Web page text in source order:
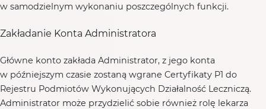
w samodzielnym wykonaniu poszczególnych funkcji.
Zakładanie Konta Administratora
Główne konto zakłada Administrator, z jego konta
w późniejszym czasie zostaną wgrane Certyfikaty P1 do
Rejestru Podmiotów Wykonujących Działalność Leczniczą.
Administrator może przydzielić sobie również rolę lekarza